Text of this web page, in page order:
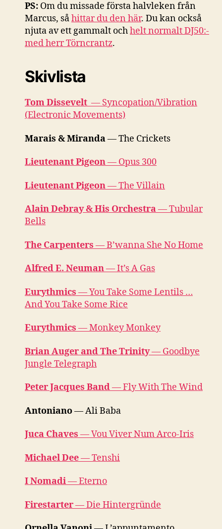
PS: Om du missade första halvleken från
Marcus, såhittar du den här. Du kan också
njuta av ett gammalt ochhelt normalt DJ50:-
med herr Törncrantz.
Skivlista
Tom Dissevelt — Syncopation/Vibration
(Electronic Movements)
Marais & Miranda— The Crickets
Lieutenant Pigeon— Opus 300
Lieutenant Pigeon— The Villain
Alain Debray & His Orchestra— Tubular
Bells
The Carpenters — B’wanna She No Home
Alfred E. Neuman— It’s A Gas
Eurythmics — You Take Some Lentils …
And You Take Some Rice
Eurythmics — Monkey Monkey
Brian Auger and The Trinity— Goodbye
Jungle Telegraph
Peter Jacques Band— Fly With The Wind
Antoniano— Ali Baba
Juca Chaves — Vou Viver Num Arco-Iris
Michael Dee— Tenshi
I Nomadi— Eterno
Firestarter— Die Hintergründe